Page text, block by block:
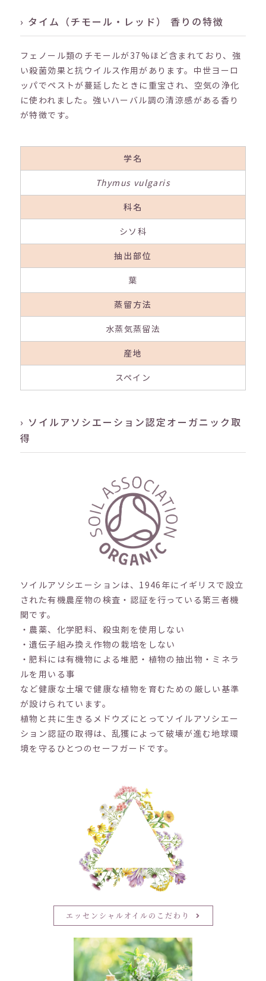
› タイム（チモール・レッド） 香りの特徴
フェノール類のチモールが37%ほど含まれており、強
い殺菌効果と抗ウイルス作用があります。中世ヨーロ
ッパでペストが蔓延したときに重宝され、空気の浄化
に使われました。強いハーバル調の清涼感がある香り
が特徴です。
学名
Thymus vulgaris
科名
シソ科
抽出部位
葉
蒸留方法
水蒸気蒸留法
産地
スペイン
› ソイルアソシエーション認定オーガニック取
得
ソイルアソシエーションは、1946年にイギリスで設立
された有機農産物の検査・認証を行っている第三者機
関です。
・農薬、化学肥料、殺虫剤を使用しない
・遺伝子組み換え作物の栽培をしない
・肥料には有機物による堆肥・植物の抽出物・ミネラ
ルを用いる事
など健康な土壌で健康な植物を育むための厳しい基準
が設けられています。
植物と共に生きるメドウズにとってソイルアソシエー
ション認証の取得は、乱獲によって破壊が進む地球環
境を守るひとつのセーフガードです。
エッセンシャルオイルのこだわり